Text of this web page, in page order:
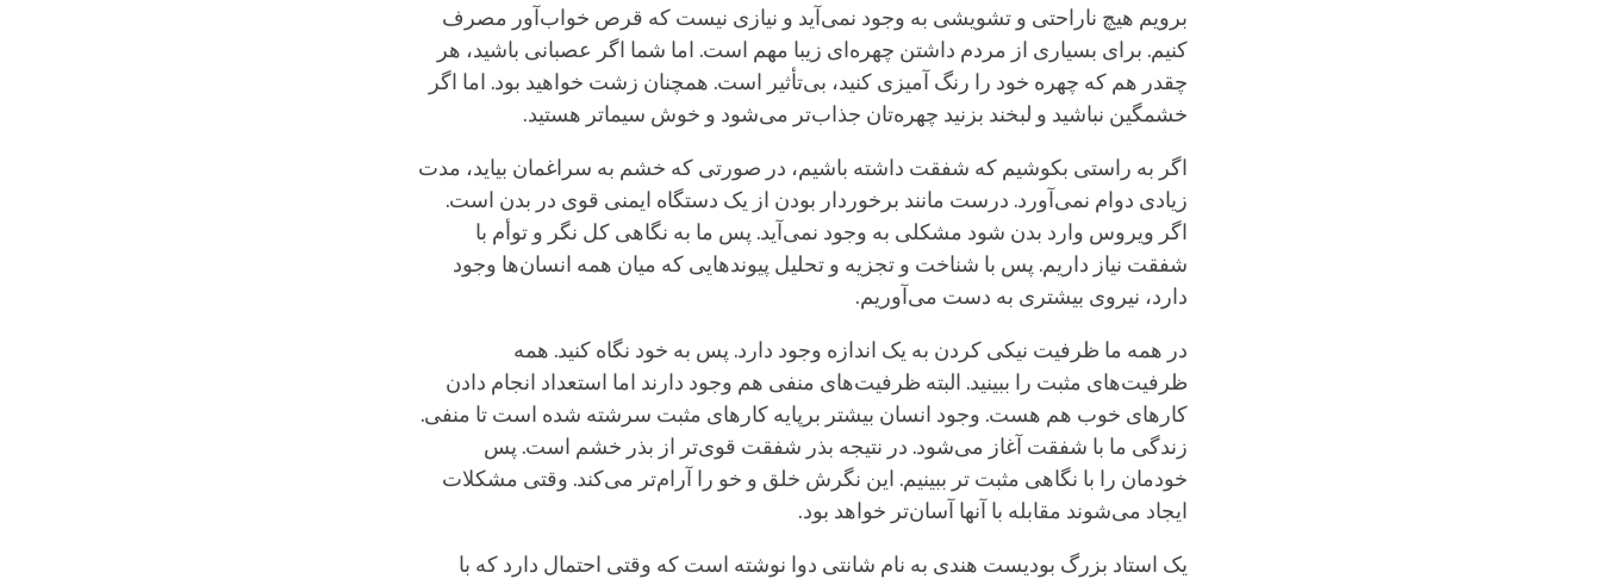
برویم هیچ ناراحتی و تشویشی به وجود نمی‌آید و نیازی نیست که قرص خواب‌آور مصرف
کنیم. برای بسیاری از مردم داشتن چهره‌ای زیبا مهم است. اما شما اگر عصبانی باشید، هر
چقدر هم که چهره خود را رنگ آمیزی کنید، بی‌تأثیر است. همچنان زشت خواهید بود. اما اگر
خشمگین نباشید و لبخند بزنید چهره‌تان جذاب‌تر می‌شود و خوش سیماتر هستید.
اگر به راستی بکوشیم که شفقت داشته باشیم، در صورتی که خشم به سراغمان بیاید، مدت
زیادی دوام نمی‌آورد. درست مانند برخوردار بودن از یک دستگاه ایمنی قوی در بدن است.
اگر ویروس وارد بدن شود مشکلی به وجود نمی‌آید. پس ما به نگاهی کل نگر و توأم با
شفقت نیاز داریم. پس با شناخت و تجزیه و تحلیل پیوندهایی که میان همه انسان‌ها وجود
دارد، نیروی بیشتری به دست می‌آوریم.
در همه ما ظرفیت نیکی کردن به یک اندازه وجود دارد. پس به خود نگاه کنید. همه
ظرفیت‌های مثبت را ببینید. البته ظرفیت‌های منفی هم وجود دارند اما استعداد انجام دادن
کارهای خوب هم هست. وجود انسان بیشتر برپایه کارهای مثبت سرشته شده است تا منفی.
زندگی ما با شفقت آغاز می‌شود. در نتیجه بذر شفقت قوی‌تر از بذر خشم است. پس
خودمان را با نگاهی مثبت تر ببینیم. این نگرش خلق و خو را آرام‌تر می‌کند. وقتی مشکلات
ایجاد می‌شوند مقابله با آنها آسان‌تر خواهد بود.
یک استاد بزرگ بودیست هندی به نام شانتی دوا نوشته است که وقتی احتمال دارد که با